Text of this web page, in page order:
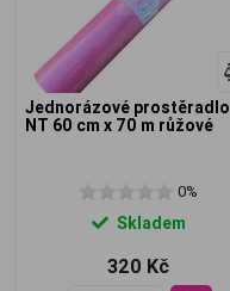
Jednorázové prostěradlo
NT 60 cm x 70 m růžové
0%
Skladem
320 Kč